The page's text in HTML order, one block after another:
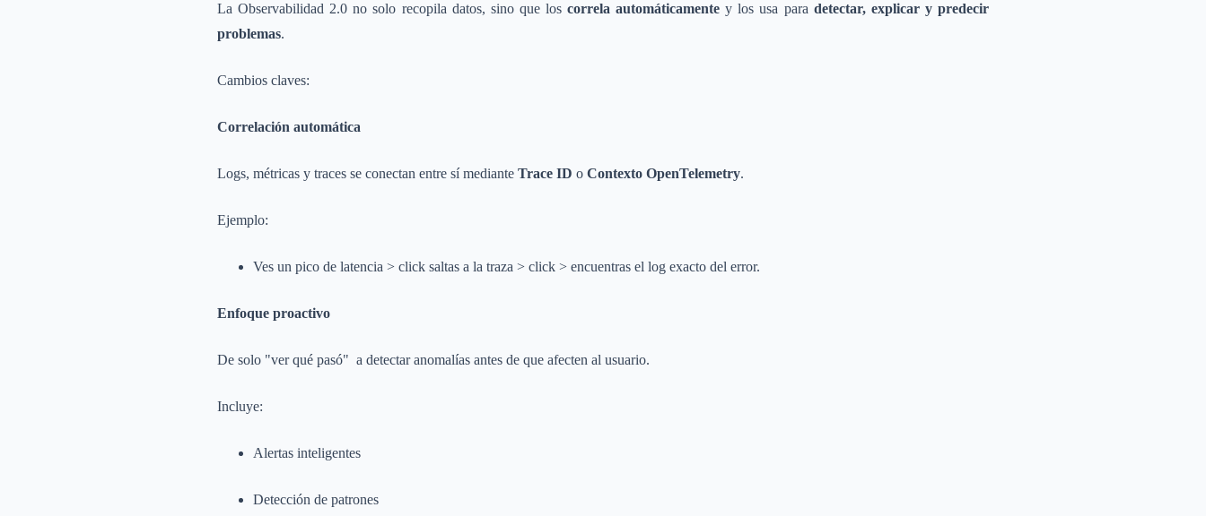
La Observabilidad 2.0 no solo recopila datos, sino que loscorrela automáticamente y los usa para detectar, explicar y predecir
problemas.
Cambios claves:
Correlación automática
Logs, métricas y traces se conectan entre sí mediante Trace ID o Contexto OpenTelemetry.
Ejemplo:
Ves un pico de latencia > click saltas a la traza > click > encuentras el log exacto del error.
Enfoque proactivo
De solo "ver qué pasó" a detectar anomalías antes de que afecten al usuario.
Incluye:
Alertas inteligentes
Detección de patrones